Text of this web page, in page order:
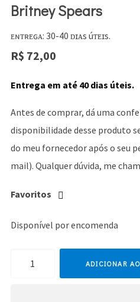
Britney Spears
ᴇɴᴛʀᴇɢᴀ: 30-40 ᴅɪᴀs úᴛᴇɪs.
R$ 72,00
Entrega em até 40 dias úteis.
Antes de comprar, dá uma
disponibilidade desse produto
do meu fornecedor após o seu
mail). Qualquer dúvida, me
Favoritos
Disponível por encomenda
ADICIONAR